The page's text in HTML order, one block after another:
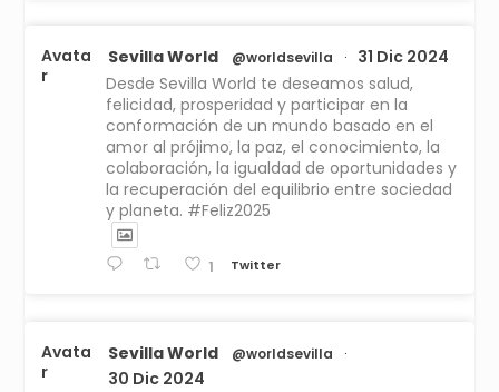
Avata
r
Sevilla World @worldsevilla ·
31 Dic 2024
Desde Sevilla World te deseamos salud,
felicidad, prosperidad y participar en la
conformación de un mundo basado en el
amor al prójimo, la paz, el conocimiento, la
colaboración, la igualdad de oportunidades y
la recuperación del equilibrio entre sociedad
y planeta. #Feliz2025
1 Twitter
Avata
r
Sevilla World @worldsevilla ·
30 Dic 2024